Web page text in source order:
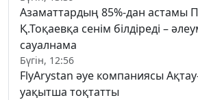
Азаматтардың 85%-дан астамы
Қ.Тоқаевқа сенім білдіреді –
сауалнама
Бүгін, 12:56
FlyArystan әуе компаниясы
уақытша тоқтатты